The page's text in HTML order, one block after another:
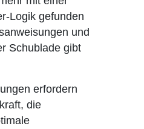
Logik gefunden
und
Schublade gibt
erfordern
die